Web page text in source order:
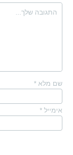
שם מלא *
אימייל *